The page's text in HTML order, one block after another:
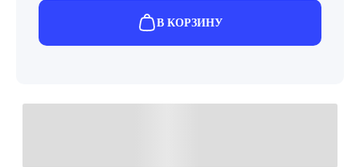
В КОРЗИНУ